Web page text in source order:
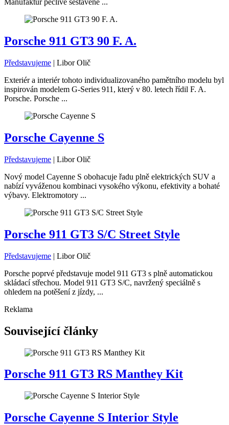
Manufaktur pečlivě sestavené ...
Porsche 911 GT3 90 F. A.
Představujeme | Libor Olič
Exteriér a interiér tohoto individualizovaného pamětního modelu byl
inspirován modelem G-Series 911, který v 80. letech řídil F. A.
Porsche. Porsche ...
Porsche Cayenne S
Představujeme | Libor Olič
Nový model Cayenne S obohacuje řadu plně elektrických SUV a
nabízí vyváženou kombinaci vysokého výkonu, efektivity a bohaté
výbavy. Elektromotory ...
Porsche 911 GT3 S/C Street Style
Představujeme | Libor Olič
Porsche poprvé představuje model 911 GT3 s plně automatickou
skládací střechou. Model 911 GT3 S/C, navržený speciálně s
ohledem na potěšení z jízdy, ...
Reklama
Související články
Porsche 911 GT3 RS Manthey Kit
Porsche Cayenne S Interior Style